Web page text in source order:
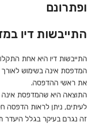
ופתרונם
התייבשות דיו
התייבשות דיו היא אחת
המדפסת אינה בשימוש לאורך
את ראשי ההדפסה.
התוצאה היא שהמדפסת אינה
לעיתים, ניתן לראות הדפסה
זה נגרם בעיקר בגלל היעדר